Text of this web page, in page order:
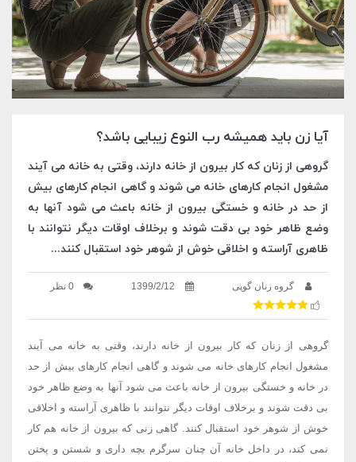
آیا زن باید همیشه رب النوع زیبایی باشد؟
گروهی از زنان که کار بیرون از خانه دارند، وقتی به خانه می آیند
مشغول انجام کارهای خانه می شوند و گاهی انجام کارهای بیش
از حد در خانه و خستگی بیرون از خانه باعث می شود آنها به
وضع ظاهر خود بی دقت شوند و برخلاف اوقات دیگر نتوانند با
ظاهری آراسته و اخلاقی خوش از شوهر خود استقبال کنند...
گروه زنان گوپی 1399/2/12 0 نظر
گروهی از زنان که کار بیرون از خانه دارند، وقتی به خانه می آیند
مشغول انجام کارهای خانه می شوند و گاهی انجام کارهای بیش از حد
در خانه و خستگی بیرون از خانه باعث می شود آنها به وضع ظاهر خود
بی دقت شوند و برخلاف اوقات دیگر نتوانند با ظاهری آراسته و اخلاقی
خوش از شوهر خود استقبال کنند. گاهی زنی که بیرون از خانه هم کار
نمی کند، در داخل خانه آن چنان سرگرم بچه داری و شستن و پختن